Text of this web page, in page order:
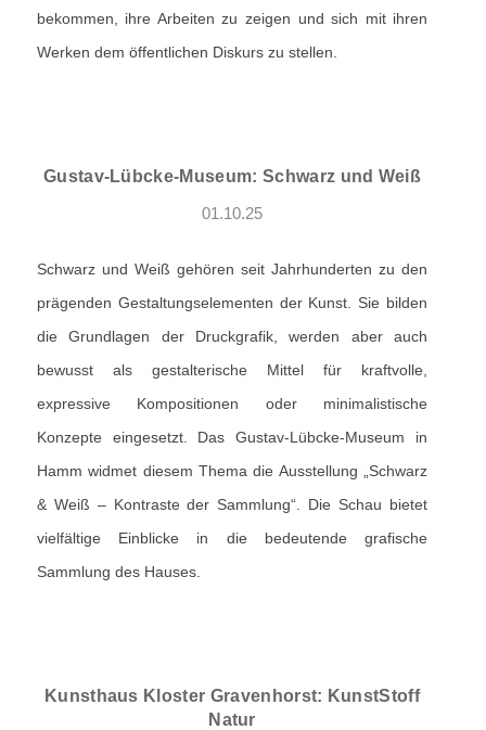
bekommen, ihre Arbeiten zu zeigen und sich mit ihren
Werken dem öffentlichen Diskurs zu stellen.
Gustav-Lübcke-Museum: Schwarz und Weiß
01.10.25
Schwarz und Weiß gehören seit Jahrhunderten zu den
prägenden Gestaltungselementen der Kunst. Sie bilden
die Grundlagen der Druckgrafik, werden aber auch
bewusst als gestalterische Mittel für kraftvolle,
expressive Kompositionen oder minimalistische
Konzepte eingesetzt. Das Gustav-Lübcke-Museum in
Hamm widmet diesem Thema die Ausstellung „Schwarz
& Weiß – Kontraste der Sammlung“. Die Schau bietet
vielfältige Einblicke in die bedeutende grafische
Sammlung des Hauses.
Kunsthaus Kloster Gravenhorst: KunstStoff
Natur